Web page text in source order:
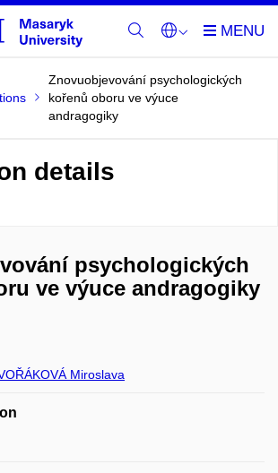
Znovuobjevování psychologických
kořenů oboru ve výuce
andragogiky
details
psychologických
ve výuce andragogiky
Miroslava